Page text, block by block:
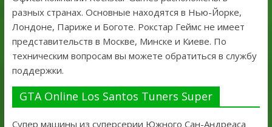
разных странах. Основные находятся в Нью-Йорке,
Лондоне, Париже и Боготе. Рокстар Геймс не имеет
представительств в Москве, Минске и Киеве. По
техническим вопросам вы можете обратиться в службу
поддержки.
GTA Online Los Santos Tuners Super
Супер машины из суперсерии Южного Сан-Андреаса